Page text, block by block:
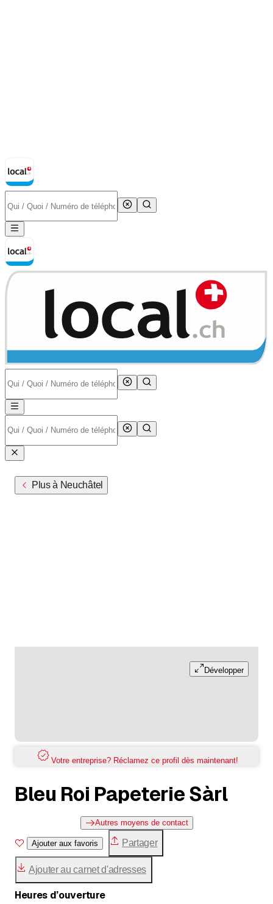
Plus à Neuchâtel
Développer
Votre entreprise? Réclamez ce profil dès maintenant!
Bleu Roi Papeterie Sàrl
Autres moyens de contact
Ajouter aux favoris Partager
Ajouter au carnet d'adresses
Heures d’ouverture